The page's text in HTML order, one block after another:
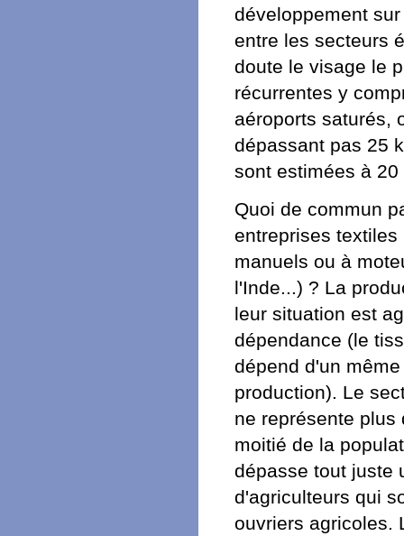
développement
entre les secteurs
doute le visage le
récurrentes y
aéroports saturés,
dépassant pas 25
sont estimées à
Quoi de commun
entreprises
manuels ou à
l'Inde...) ? La
leur situation est
dépendance (le
dépend d'un
production). Le
ne représente
moitié de la
dépasse tout juste
d'agriculteurs qui
ouvriers agricoles.